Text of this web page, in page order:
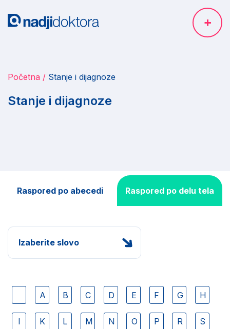
Početna Stanje i dijagnoze
Stanje i dijagnoze
Raspored po abecedi Raspored po delu tela
Izaberite slovo
A B C D E F G H
I K L M N O P R S